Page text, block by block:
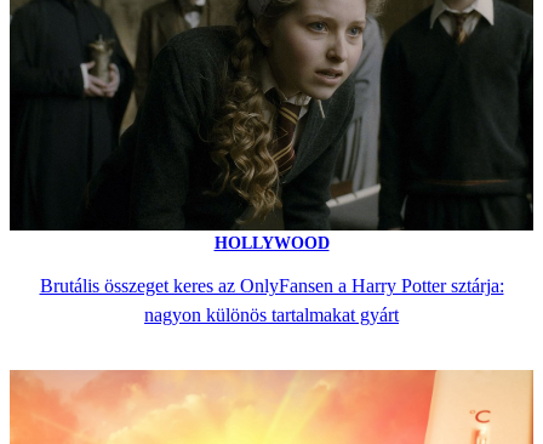
HOLLYWOOD
Brutális összeget keres az OnlyFansen a Harry Potter sztárja:
nagyon különös tartalmakat gyárt